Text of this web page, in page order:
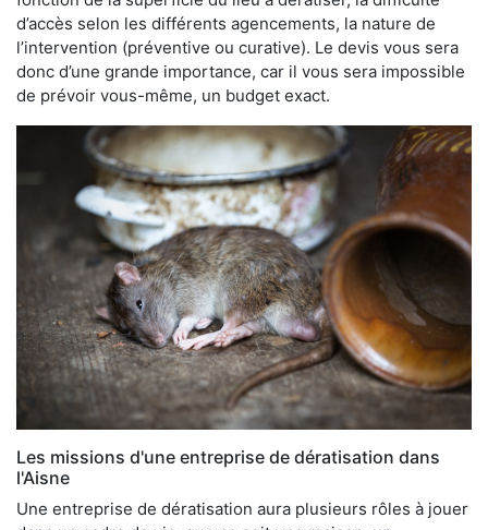
d’accès selon les différents agencements, la nature de
l’intervention (préventive ou curative). Le devis vous sera
donc d’une grande importance, car il vous sera impossible
de prévoir vous-même, un budget exact.
Les missions d'une entreprise de dératisation dans
l'Aisne
Une entreprise de dératisation aura plusieurs rôles à jouer